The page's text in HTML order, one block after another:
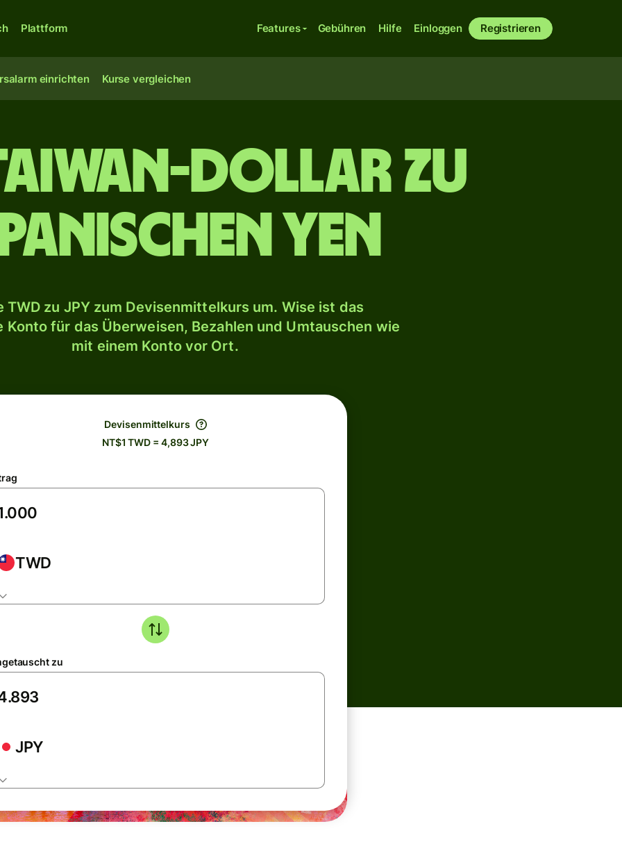
Plattform Features Gebühren Hilfe Einloggen Registrieren
einrichten Kurse vergleichen
Dollar zu
Yen
TWD zu JPY zum Devisenmittelkurs um. Wise ist das
Konto für das Überweisen, Bezahlen und Umtauschen wie
mit einem Konto vor Ort.
Devisenmittelkurs
NT$1 TWD = 4,893 JPY
TWD
zu
JPY